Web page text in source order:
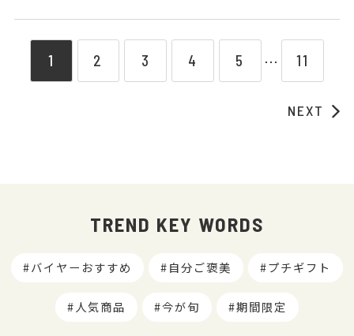
1 2 3 4 5 ⋯ 11
NEXT
TREND KEY WORDS
バイヤーおすすめ 自分ご褒美 プチギフト
人気商品 今が旬 期間限定